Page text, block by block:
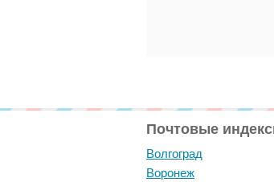
Почтовые
Волгоград
Воронеж